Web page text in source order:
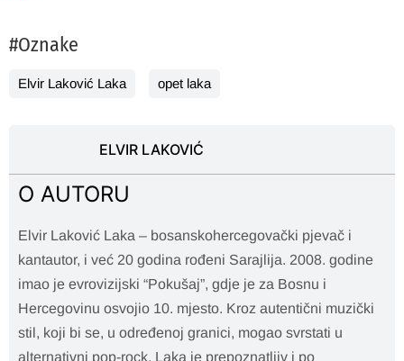
#Oznake
Elvir Laković Laka opet laka
ELVIR LAKOVIĆ
O AUTORU
Elvir Laković Laka – bosanskohercegovački pjevač i
kantautor, i već 20 godina rođeni Sarajlija. 2008. godine
imao je evrovizijski “Pokušaj”, gdje je za Bosnu i
Hercegovinu osvojio 10. mjesto. Kroz autentični muzički
stil, koji bi se, u određenoj granici, mogao svrstati u
alternativni pop-rock, Laka je prepoznatljiv i po